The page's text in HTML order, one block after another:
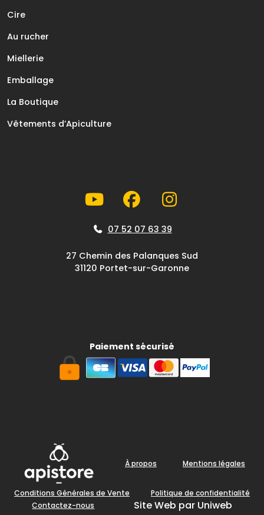
Cire
Au rucher
Miellerie
Emballage
La Boutique
Vêtements d’Apiculture
07 52 07 63 39
27 Chemin des Palanques Sud
31120 Portet-sur-Garonne
Paiement sécurisé
À propos Mentions légales
Conditions Générales de Vente
Politique de confidentialité
Contactez-nous
Site Web par Uniweb